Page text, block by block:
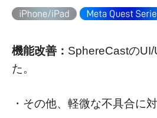
機能改善： SphereCastのUI/
た。
・その他、軽微な不具合に